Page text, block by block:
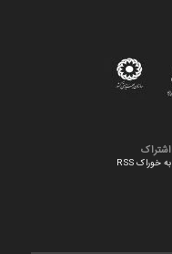
اشتراک
به خوراک RSS